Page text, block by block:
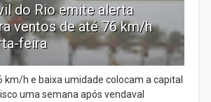
do Rio emite alerta
ventos de até 76 km/h
feira
km/h e baixa umidade colocam a capital
uma semana após vendaval